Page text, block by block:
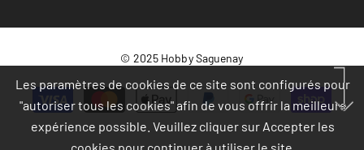
© 2025 Hobby Saguenay
Modes
de
paiement
Les paramètres de cookies de ce site sont configurés pour
"autoriser tous les cookies" afin de vous offrir la meilleure
expérience possible. Veuillez cliquer sur Accepter les